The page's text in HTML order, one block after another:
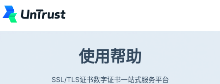
使用帮助
SSL/TLS证书数字证书一站式服务平台